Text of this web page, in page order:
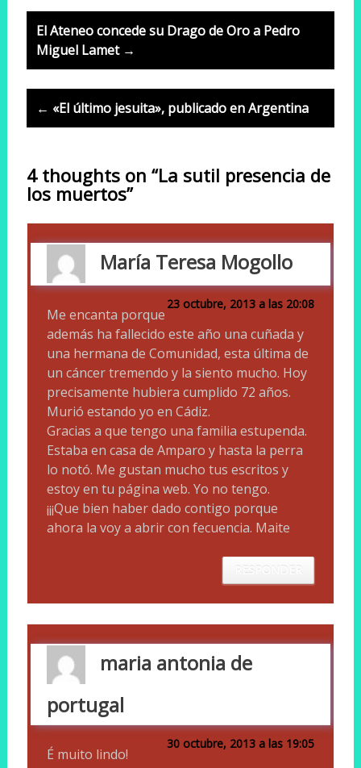
Post
navigation
El Ateneo concede su Drago de Oro a Pedro
Miguel Lamet →
← «El último jesuita», publicado en Argentina
4 thoughts on “La sutil presencia de
los muertos”
María Teresa Mogollo
23 octubre, 2013 a las 20:08
Me encanta porque
además ha fallecido este año una cuñada y
una hermana de Comunidad, esta última de
un cáncer tremendo y la siento mucho. Hoy
precisamente hubiera cumplido 72 años.
Murió estando yo en Cádiz.
Gracias a que tengo una familia estupenda.
Estaba en casa de Amparo y hasta la perra
lo notó. Me gustan mucho tus escritos y
estoy en tu página web. Yo no tengo.
¡¡¡Que bien haber dado contigo porque
ahora la voy a abrir con fecuencia. Maite
RESPONDER
maria antonia de
portugal
30 octubre, 2013 a las 19:05
É muito lindo!